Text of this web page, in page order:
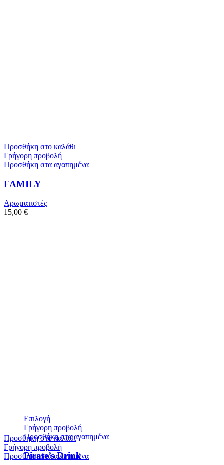
Επιλογή
Γρήγορη προβολή
Προσθήκη στα αγαπημένα
Pirate’s Drink
Προσθήκη στο καλάθι
Γρήγορη προβολή
Προσθήκη στα αγαπημένα
FAMILY
Αρωματιστές
15,00 €
Προσθήκη στο καλάθι
Γρήγορη προβολή
Προσθήκη στα αγαπημένα